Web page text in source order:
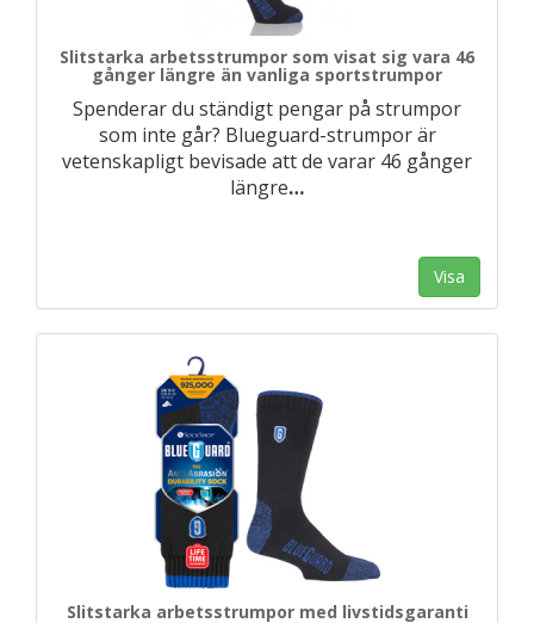
Slitstarka arbetsstrumpor som visat sig vara 46
gånger längre än vanliga sportstrumpor
Spenderar du ständigt pengar på strumpor
som inte går? Blueguard-strumpor är
vetenskapligt bevisade att de varar 46 gånger
längre…
Visa
Slitstarka arbetsstrumpor med livstidsgaranti